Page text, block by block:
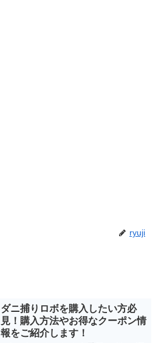
ryuji
ダニ捕りロボを購入したい方必
見！購入方法やお得なクーポン情
報をご紹介します！